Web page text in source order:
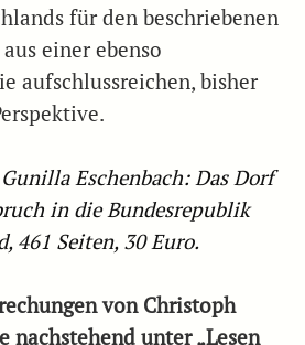
für den beschriebenen
einer ebenso
aufschlussreichen, bisher
Eschenbach: Das Dorf
in die Bundesrepublik
461 Seiten, 30 Euro.
von Christoph
nachstehend unter „Lesen